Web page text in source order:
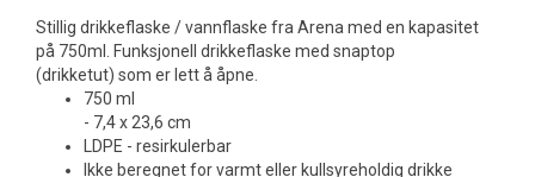
Stillig drikkeflaske / vannflaske fra Arena med en kapasitet
på 750ml. Funksjonell drikkeflaske med snaptop
(drikketut) som er lett å åpne.
750 ml
- 7,4 x 23,6 cm
LDPE - resirkulerbar
Ikke beregnet for varmt eller kullsyreholdig drikke